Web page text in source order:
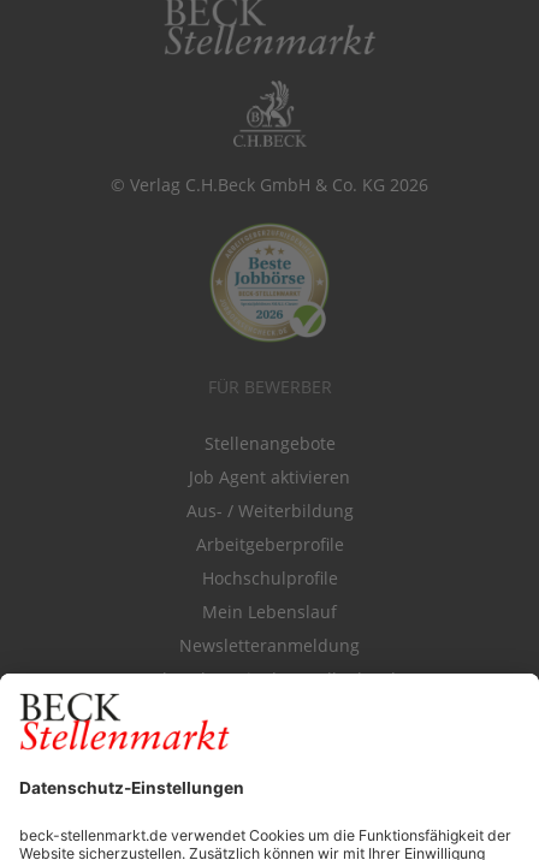
© Verlag C.H.Beck GmbH & Co. KG 2026
FÜR BEWERBER
Stellenangebote
Job Agent aktivieren
Aus- / Weiterbildung
Arbeitgeberprofile
Hochschulprofile
Mein Lebenslauf
Newsletteranmeldung
Durchsuchen Sie den Stellenkatalog
FÜR ARBEITGEBER
Stellenmarktpreise
Anzeigen-AGB